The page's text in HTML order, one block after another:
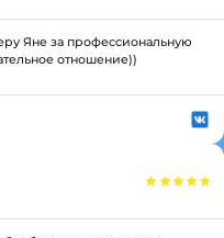
Яне за профессиональную
отношение))